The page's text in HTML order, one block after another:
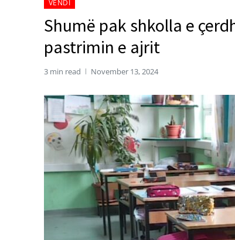
VENDI
Shumë pak shkolla e
pastrimin e ajrit
3 min read November 13, 2024